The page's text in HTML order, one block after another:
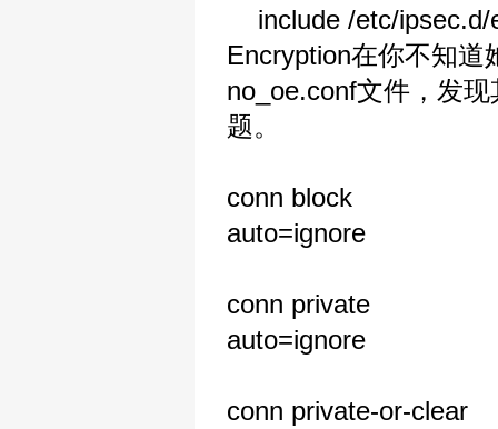
include /etc/ipsec.d/
Encryption在你不知
no_oe.conf文件，发
题。
conn block
auto=ignore
conn private
auto=ignore
conn private-or-clear